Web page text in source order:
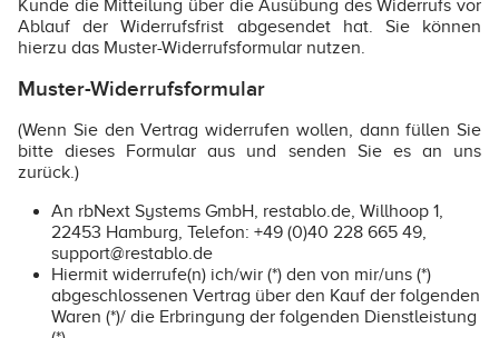
Kunde die Mitteilung über die Ausübung des Widerrufs vor
Ablauf der Widerrufsfrist abgesendet hat. Sie können
hierzu das Muster-Widerrufsformular nutzen.
Muster-Widerrufsformular
(Wenn Sie den Vertrag widerrufen wollen, dann füllen Sie
bitte dieses Formular aus und senden Sie es an uns
zurück.)
An rbNext Systems GmbH, restablo.de, Willhoop 1,
22453 Hamburg, Telefon: +49 (0)40 228 665 49,
support@restablo.de
Hiermit widerrufe(n) ich/wir (*) den von mir/uns (*)
abgeschlossenen Vertrag über den Kauf der folgenden
Waren (*)/ die Erbringung der folgenden Dienstleistung